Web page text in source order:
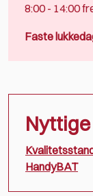
8:00 - 14:00
Faste
HandyBAT